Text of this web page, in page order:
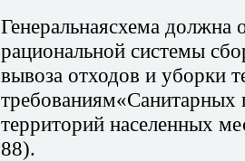
Генеральнаясхема должна
рациональной системы
вывоза отходов и уборки
требованиям«Санитарных
территорий населенных
88).